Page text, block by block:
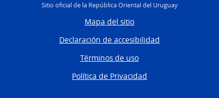
Sitio oficial de la República Oriental del Uruguay
Mapa del sitio
Declaración de accesibilidad
Términos de uso
Política de Privacidad